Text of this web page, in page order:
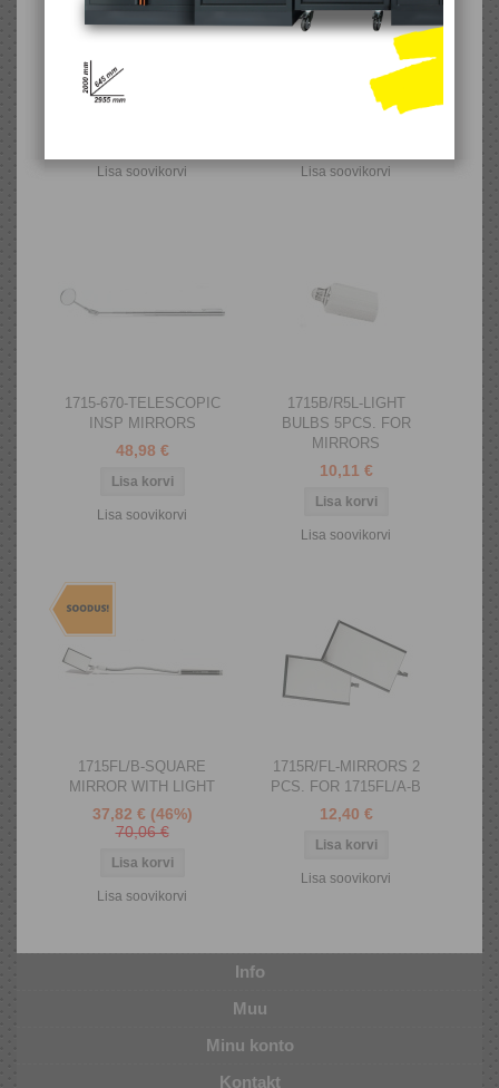
1714-INSPECTION
MIRRORS
5,58 €
Lisa soovikorvi
1715 FL/A-SQUARE
MIRRORS
Lisa soovikorvi
1715-670-TELESCOPIC
INSP MIRRORS
48,98 €
Lisa soovikorvi
1715B/R5L-LIGHT
BULBS 5PCS. FOR
MIRRORS
10,11 €
Lisa soovikorvi
1715FL/B-SQUARE
MIRROR WITH LIGHT
37,82 € (46%)
70,06 €
Lisa soovikorvi
1715R/FL-MIRRORS 2
PCS. FOR 1715FL/A-B
12,40 €
Lisa soovikorvi
Info
Muu
Minu konto
Kontakt